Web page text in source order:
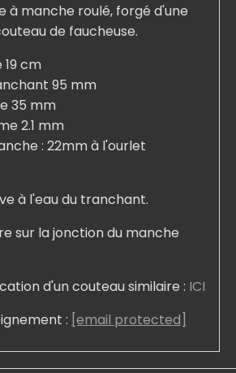
à manche roulé, forgé d'une
de faucheuse.
cm
95 mm
35 mm
2.1 mm
: 22mm à l'ourlet
à l'eau du tranchant.
sur la jonction du manche
d'un couteau similaire : ICI
: [email protected]